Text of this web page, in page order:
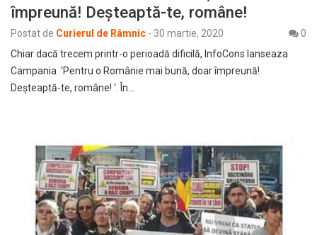
împreună! Deșteaptă-te, române!
Postat de Curierul de Râmnic - 30 martie, 2020
0
Chiar dacă trecem printr-o perioadă dificilă, InfoCons lanseaza
Campania ‘Pentru o Românie mai bună, doar împreună!
Deșteaptă-te, române! ‘. În…